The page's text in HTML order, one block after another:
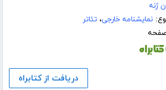
ژنه
نمایشنامه خارجی،تئاتر
دریافت از کتابراه